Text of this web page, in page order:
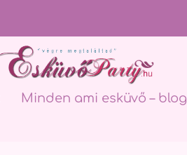
Minden ami esküvő – blog